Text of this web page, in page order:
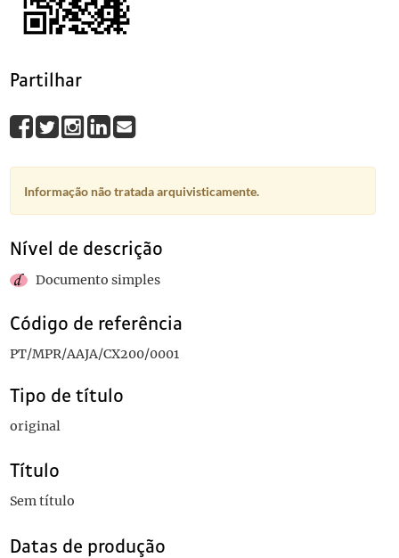
Partilhar
Informação não tratada arquivisticamente.
Nível de descrição
Documento simples
Código de referência
PT/MPR/AAJA/CX200/0001
Tipo de título
original
Título
Sem título
Datas de produção